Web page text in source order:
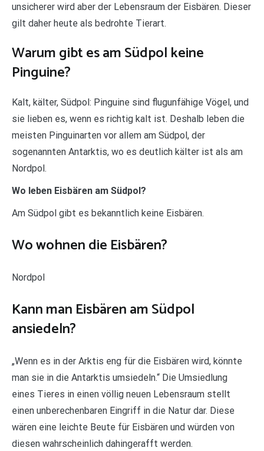
unsicherer wird aber der Lebensraum der Eisbären. Dieser
gilt daher heute als bedrohte Tierart.
Warum gibt es am Südpol keine
Pinguine?
Kalt, kälter, Südpol: Pinguine sind flugunfähige Vögel, und
sie lieben es, wenn es richtig kalt ist. Deshalb leben die
meisten Pinguinarten vor allem am Südpol, der
sogenannten Antarktis, wo es deutlich kälter ist als am
Nordpol.
Wo leben Eisbären am Südpol?
Am Südpol gibt es bekanntlich keine Eisbären.
Wo wohnen die Eisbären?
Nordpol
Kann man Eisbären am Südpol
ansiedeln?
„Wenn es in der Arktis eng für die Eisbären wird, könnte
man sie in die Antarktis umsiedeln.“ Die Umsiedlung
eines Tieres in einen völlig neuen Lebensraum stellt
einen unberechenbaren Eingriff in die Natur dar. Diese
wären eine leichte Beute für Eisbären und würden von
diesen wahrscheinlich dahingerafft werden.